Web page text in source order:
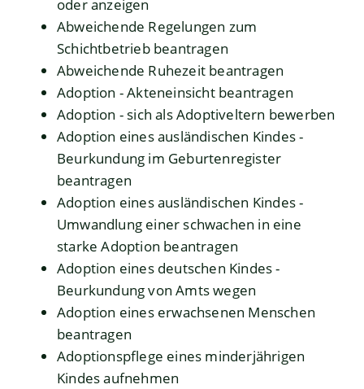
oder anzeigen
Abweichende Regelungen zum
Schichtbetrieb beantragen
Abweichende Ruhezeit beantragen
Adoption - Akteneinsicht beantragen
Adoption - sich als Adoptiveltern bewerben
Adoption eines ausländischen Kindes -
Beurkundung im Geburtenregister
beantragen
Adoption eines ausländischen Kindes -
Umwandlung einer schwachen in eine
starke Adoption beantragen
Adoption eines deutschen Kindes -
Beurkundung von Amts wegen
Adoption eines erwachsenen Menschen
beantragen
Adoptionspflege eines minderjährigen
Kindes aufnehmen